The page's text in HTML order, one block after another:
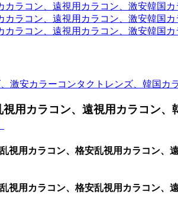
ラコン、遠視用カラコン、激安韓国
ラコン、遠視用カラコン、激安韓国
ラコン、遠視用カラコン、激安韓国
激安カラーコンタクトレンズ、韓国カ
用カラコン、遠視用カラコン
視用カラコン、格安乱視用カラコン、
視用カラコン、格安乱視用カラコン